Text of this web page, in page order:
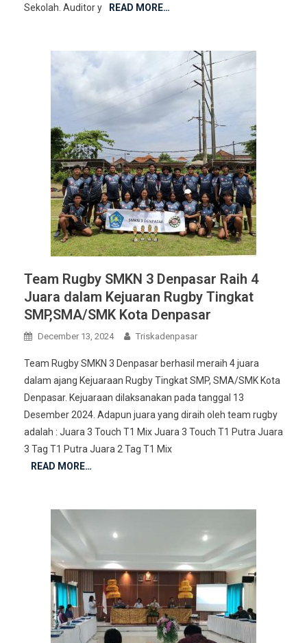
Sekolah. Auditor y READ MORE…
Team Rugby SMKN 3 Denpasar Raih 4
Juara dalam Kejuaran Rugby Tingkat
SMP,SMA/SMK Kota Denpasar
December 13, 2024 Triskadenpasar
Team Rugby SMKN 3 Denpasar berhasil meraih 4 juara
dalam ajang Kejuaraan Rugby Tingkat SMP, SMA/SMK Kota
Denpasar. Kejuaraan dilaksanakan pada tanggal 13
Desember 2024. Adapun juara yang diraih oleh team rugby
adalah : Juara 3 Touch T1 Mix Juara 3 Touch T1 Putra Juara
3 Tag T1 Putra Juara 2 Tag T1 Mix
READ MORE…